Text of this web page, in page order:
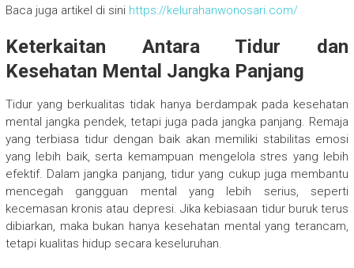
Baca juga artikel di sini https://kelurahanwonosari.com/
Keterkaitan Antara Tidur dan
Kesehatan Mental Jangka Panjang
Tidur yang berkualitas tidak hanya berdampak pada kesehatan
mental jangka pendek, tetapi juga pada jangka panjang. Remaja
yang terbiasa tidur dengan baik akan memiliki stabilitas emosi
yang lebih baik, serta kemampuan mengelola stres yang lebih
efektif. Dalam jangka panjang, tidur yang cukup juga membantu
mencegah gangguan mental yang lebih serius, seperti
kecemasan kronis atau depresi. Jika kebiasaan tidur buruk terus
dibiarkan, maka bukan hanya kesehatan mental yang terancam,
tetapi kualitas hidup secara keseluruhan.